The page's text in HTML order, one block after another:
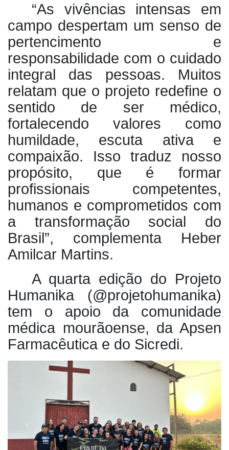
“As vivências intensas em
campo despertam um senso de
pertencimento e
responsabilidade com o cuidado
integral das pessoas. Muitos
relatam que o projeto redefine o
sentido de ser médico,
fortalecendo valores como
humildade, escuta ativa e
compaixão. Isso traduz nosso
propósito, que é formar
profissionais competentes,
humanos e comprometidos com
a transformação social do
Brasil”, complementa Heber
Amilcar Martins.
A quarta edição do Projeto
Humanika (@projetohumanika)
tem o apoio da comunidade
médica mourãoense, da Apsen
Farmacêutica e do Sicredi.